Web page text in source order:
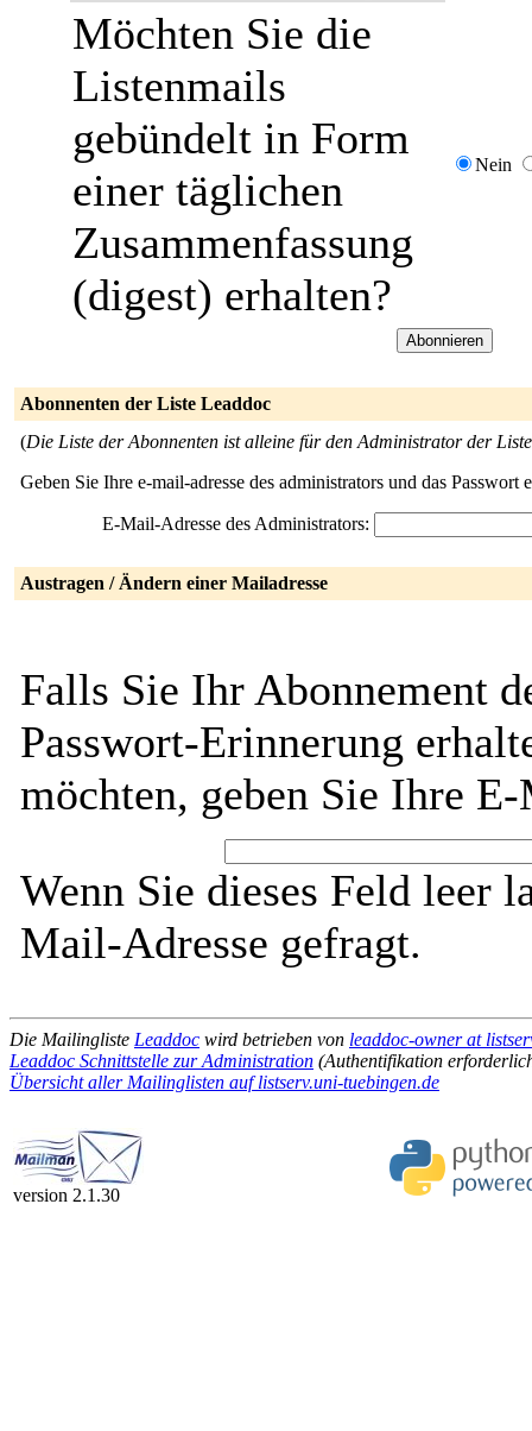
Möchten Sie die
Listenmails
gebündelt in Form
einer täglichen
Zusammenfassung
(digest) erhalten?
Nein
Abonnenten der Liste Leaddoc
(Die Liste der Abonnenten ist alleine für den Administrator der
Geben Sie Ihre e-mail-adresse des administrators und das
E-Mail-Adresse des Administrators:
Austragen / Ändern einer Mailadresse
Falls Sie Ihr Abonnement
Passwort-Erinnerung
möchten, geben Sie Ihre
Wenn Sie dieses Feld leer
Mail-Adresse gefragt.
Die Mailingliste Leaddoc wird betrieben von leaddoc-owner at
Leaddoc Schnittstelle zur Administration (Authentifikation
Übersicht aller Mailinglisten auf listserv.uni-tuebingen.de
version 2.1.30